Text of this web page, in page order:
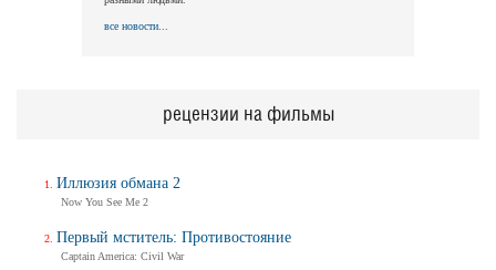
все новости...
рецензии на фильмы
Иллюзия обмана 2
Now You See Me 2
Первый мститель: Противостояние
Captain America: Civil War